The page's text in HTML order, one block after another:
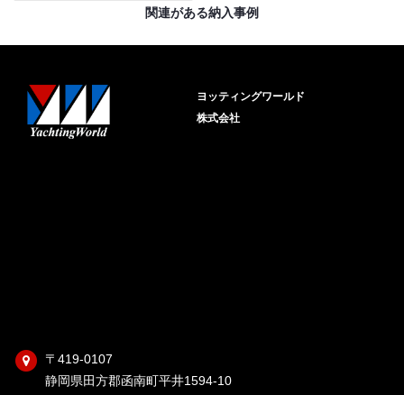
関連がある納入事例
ヨッティングワールド
株式会社
〒419-0107
静岡県田方郡函南町平井1594-10